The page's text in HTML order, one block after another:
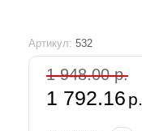
Артикул: 532
1 948.00 р.
1 792.16 р.